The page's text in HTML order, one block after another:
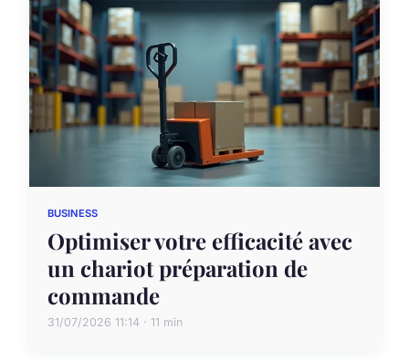
BUSINESS
Optimiser votre efficacité avec
un chariot préparation de
commande
31/07/2026 11:14 · 11 min